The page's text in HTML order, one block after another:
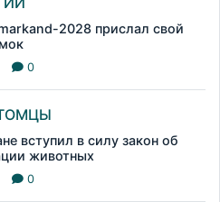
2028 прислал свой
0
вступил в силу закон об
животных
0